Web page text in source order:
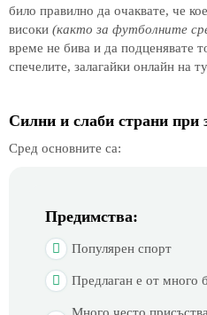
било правилно да очаквате, че
високи (както за футболните
време не бива и да подценявате
спечелите, залагайки онлайн на
Силни и слаби страни при
Сред основните са:
Предимства:
Популярен спорт
Предлаган е от много
Много често